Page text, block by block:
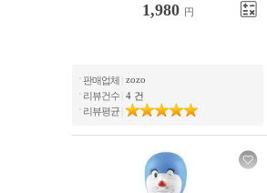
1,980 円
판매업체 zozo
리뷰건수 4 건
리뷰평균